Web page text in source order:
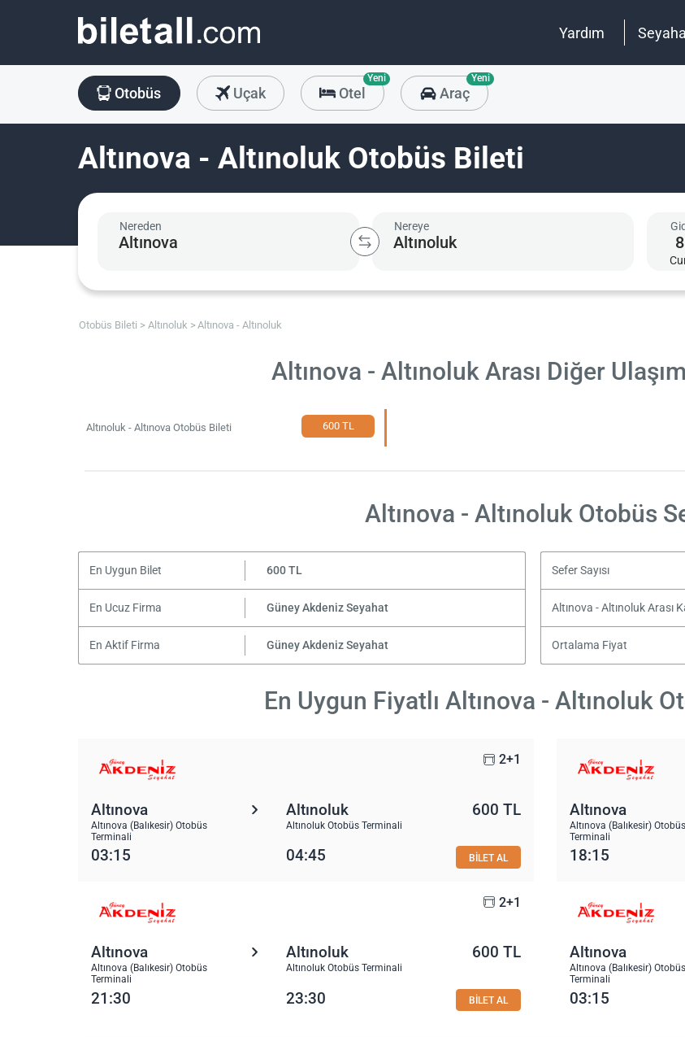
Yardım
Otobüs Uçak Otel
Yeni
Araç
Yeni
Altınova - Altınoluk Otobüs Bileti
Nereden Nereye
8
Otobüs Bileti Altınoluk Altınova - Altınoluk
Altınova - Altınoluk Arası Diğer
Altınoluk - Altınova Otobüs Bileti 600 TL
Altınova - Altınoluk Otobüs
En Uygun Bilet 600 TL Sefer Sayısı
En Ucuz Firma Güney Akdeniz Seyahat Altınova - Altınoluk Arası
En Aktif Firma Güney Akdeniz Seyahat Ortalama Fiyat
En Uygun Fiyatlı Altınova - Altınoluk
2+1
Altınova
Altınova (Balıkesir) Otobüs
Terminali
Altınoluk
Altınoluk Otobüs Terminali
600 TL
03:15 04:45 BİLET AL
Altınova
Altınova (Balıkesir) Otobüs
Terminali
18:15
2+1
Altınova
Altınova (Balıkesir) Otobüs
Terminali
Altınoluk
Altınoluk Otobüs Terminali
600 TL
21:30 23:30 BİLET AL
Altınova
Altınova (Balıkesir) Otobüs
Terminali
03:15